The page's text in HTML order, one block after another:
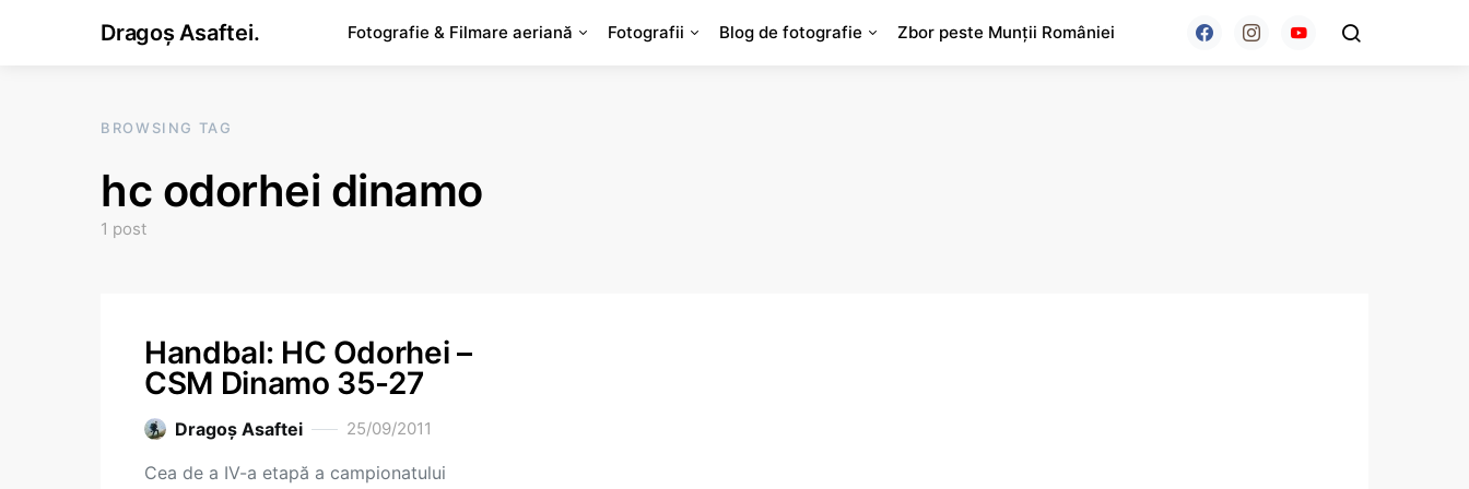
Dragoș Asaftei. Fotografie & Filmare aeriană Fotografii Blog de fotografie Zbor peste Munții României
BROWSING TAG
hc odorhei dinamo
1 post
Handbal: HC Odorhei –
CSM Dinamo 35-27
Dragoş Asaftei 25/09/2011
Cea de a IV-a etapă a campionatului